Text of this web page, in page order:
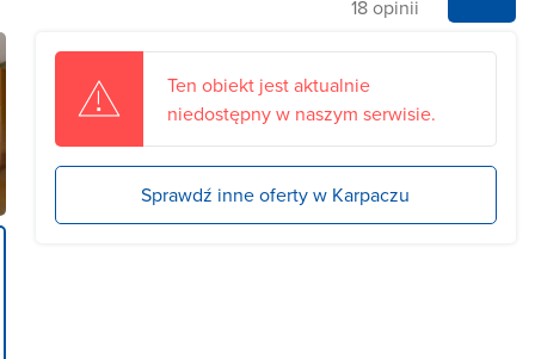
18 opinii
Ten obiekt jest aktualnie
niedostępny w naszym serwisie.
Sprawdź inne oferty w Karpaczu